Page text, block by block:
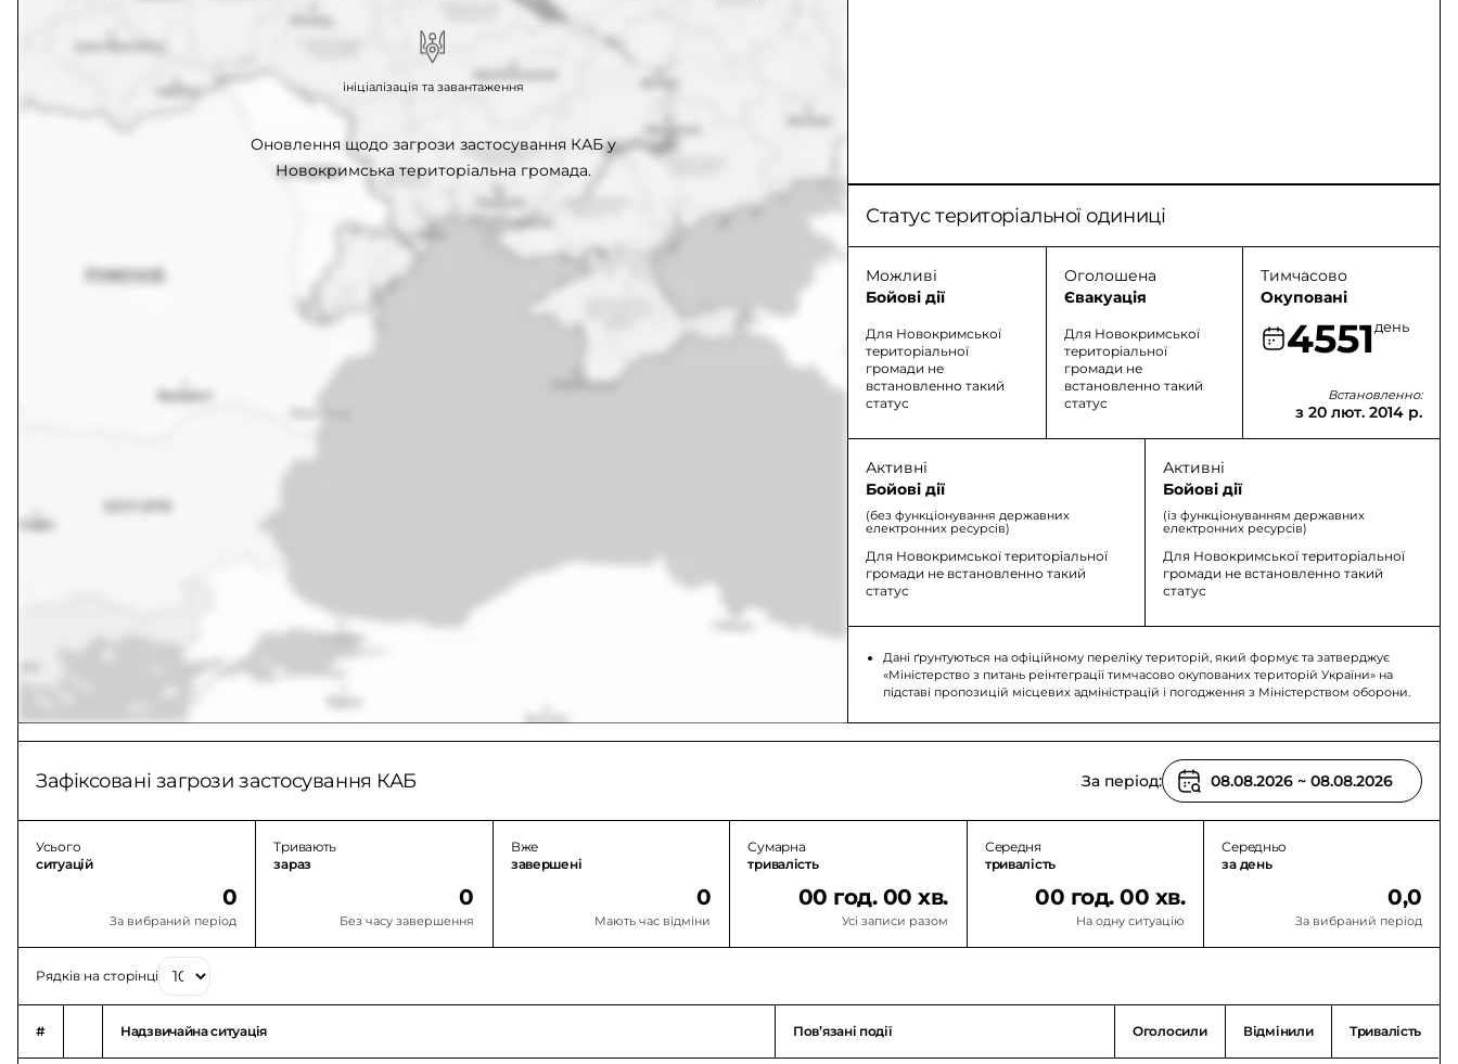
Оновлення щодо загрози застосування КАБ у
Новокримська територіальна громада.
ініціалізація та завантаження
Статус територіальної одиниці
Можливі
Бойові дії
Для Новокримської
територіальної
громади не
встановленно такий
статус
Оголошена
Євакуація
Для Новокримської
територіальної
громади не
встановленно такий
статус
Тимчасово
Окуповані
4551день
Встановленно:
з 20 лют. 2014 р.
Активні
Бойові дії
(без функціонування державних
електронних ресурсів)
Для Новокримської територіальної
громади не встановленно такий
статус
Активні
Бойові дії
(із функціонуванням державних
електронних ресурсів)
Для Новокримської територіальної
громади не встановленно такий
статус
Дані ґрунтуються на офіційному переліку територій, який формує та затверджує
«Міністерство з питань реінтеграції тимчасово окупованих територій України» на
підставі пропозицій місцевих адміністрацій і погодження з Міністерством оборони.
Зафіксовані загрози застосування КАБ За період:
Усього
ситуацій
0
За вибраний період
Тривають
зараз
0
Без часу завершення
Вже
завершені
0
Мають час відміни
Сумарна
тривалість
00 год. 00 хв.
Усі записи разом
Середня
тривалість
00 год. 00 хв.
На одну ситуацію
Середньо
за день
0,0
За вибраний період
Рядків на сторінці
# Надзвичайна ситуація Повʼязані події Оголосили Відмінили Тривалість